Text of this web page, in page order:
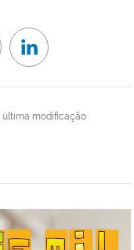
última modificação